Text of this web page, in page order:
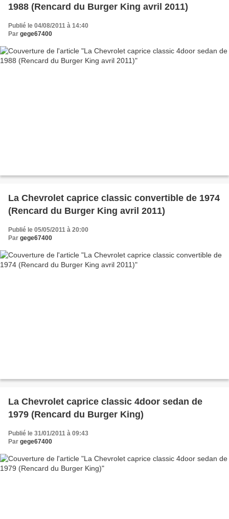
1988 (Rencard du Burger King avril 2011)
Publié le 04/08/2011 à 14:40
Par gege67400
La Chevrolet caprice classic convertible de 1974
(Rencard du Burger King avril 2011)
Publié le 05/05/2011 à 20:00
Par gege67400
La Chevrolet caprice classic 4door sedan de
1979 (Rencard du Burger King)
Publié le 31/01/2011 à 09:43
Par gege67400